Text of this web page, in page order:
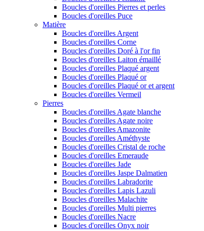
Boucles d'oreilles Pierres et perles
Boucles d'oreilles Puce
Matière
Boucles d'oreilles Argent
Boucles d'oreilles Corne
Boucles d'oreilles Doré à l'or fin
Boucles d'oreilles Laiton émaillé
Boucles d'oreilles Plaqué argent
Boucles d'oreilles Plaqué or
Boucles d'oreilles Plaqué or et argent
Boucles d'oreilles Vermeil
Pierres
Boucles d'oreilles Agate blanche
Boucles d'oreilles Agate noire
Boucles d'oreilles Amazonite
Boucles d'oreilles Améthyste
Boucles d'oreilles Cristal de roche
Boucles d'oreilles Emeraude
Boucles d'oreilles Jade
Boucles d'oreilles Jaspe Dalmatien
Boucles d'oreilles Labradorite
Boucles d'oreilles Lapis Lazuli
Boucles d'oreilles Malachite
Boucles d'oreilles Multi pierres
Boucles d'oreilles Nacre
Boucles d'oreilles Onyx noir